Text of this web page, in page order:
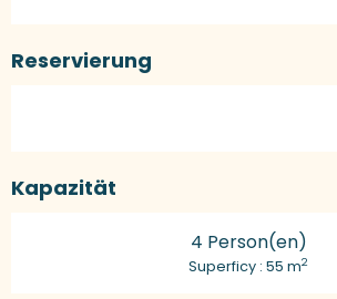
Reservierung
Kapazität
4 Person(en)
Superficy : 55 m2